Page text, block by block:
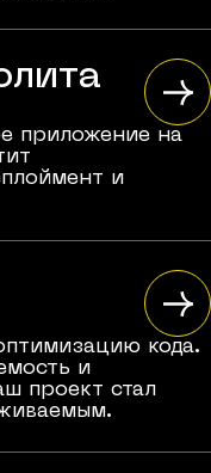
приложение на
и
кода.
и
проект стал